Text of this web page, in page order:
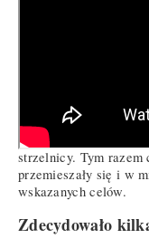
sposób „dociążona”.
skrzynkę na amunicję,
holownicze liny.
strzelnicy. Tym razem
przemieszały się i w
wskazanych celów.
Zdecydowało